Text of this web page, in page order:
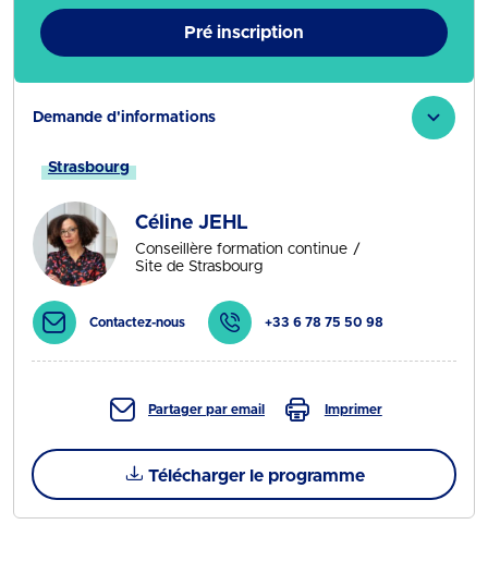
Pré inscription
Demande d'informations
Strasbourg
Céline JEHL
Conseillère formation continue
Site de Strasbourg
Contactez-nous +33 6 78 75 50 98
Partager par email Imprimer
Télécharger le programme